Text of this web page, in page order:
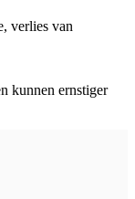
verlies van
kunnen ernstiger